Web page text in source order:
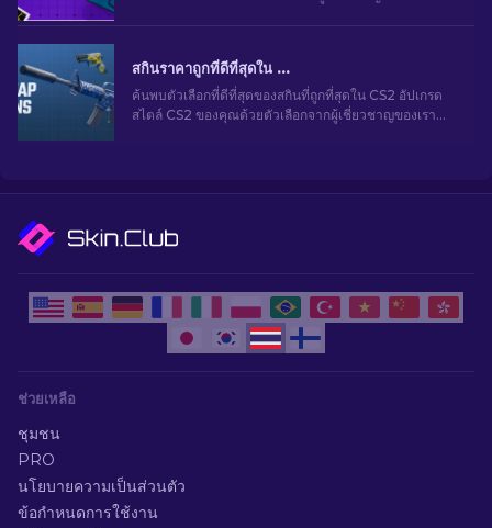
สกินราคาถูกที่ดีที่สุดใน CS2 [2026]
ค้นพบตัวเลือกที่ดีที่สุดของสกินที่ถูกที่สุดใน CS2 อัปเกรด
สไตล์ CS2 ของคุณด้วยตัวเลือกจากผู้เชี่ยวชาญของเรา
ช่วยเหลือ
ชุมชน
PRO
นโยบายความเป็นส่วนตัว
ข้อกำหนดการใช้งาน